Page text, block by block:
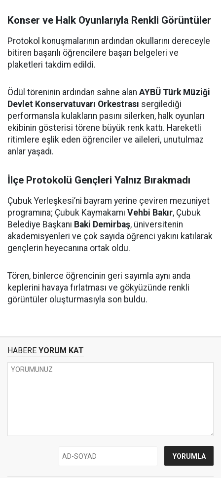
Konser ve Halk Oyunlarıyla Renkli Görüntüler
Protokol konuşmalarının ardından okullarını dereceyle
bitiren başarılı öğrencilere başarı belgeleri ve
plaketleri takdim edildi.
Ödül töreninin ardından sahne alan AYBÜ Türk Müziği
Devlet Konservatuvarı Orkestrası sergilediği
performansla kulakların pasını silerken, halk oyunları
ekibinin gösterisi törene büyük renk kattı. Hareketli
ritimlere eşlik eden öğrenciler ve aileleri, unutulmaz
anlar yaşadı.
İlçe Protokolü Gençleri Yalnız Bırakmadı
Çubuk Yerleşkesi’ni bayram yerine çeviren mezuniyet
programına; Çubuk Kaymakamı Vehbi Bakır, Çubuk
Belediye Başkanı Baki Demirbaş, üniversitenin
akademisyenleri ve çok sayıda öğrenci yakını katılarak
gençlerin heyecanına ortak oldu.
Tören, binlerce öğrencinin geri sayımla aynı anda
keplerini havaya fırlatması ve gökyüzünde renkli
görüntüler oluşturmasıyla son buldu.
HABERE YORUM KAT